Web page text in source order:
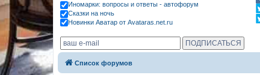
Иномарки: вопросы и ответы - автофорум
Сказки на ночь
Новинки Аватар от Avataras.net.ru
Список форумов